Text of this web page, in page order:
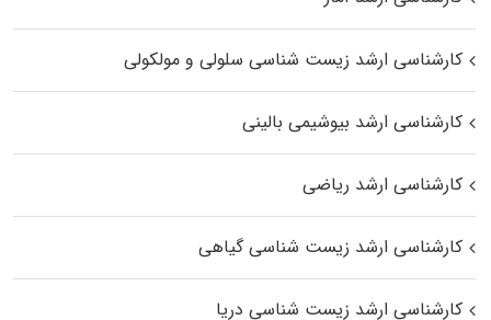
کارشناسی ارشد زیست شناسی سلولی و مولکولی
کارشناسی ارشد بیوشیمی بالینی
کارشناسی ارشد ریاضی
کارشناسی ارشد زیست‌ شناسی گیاهی
کارشناسی ارشد زیست‌ شناسی دریا